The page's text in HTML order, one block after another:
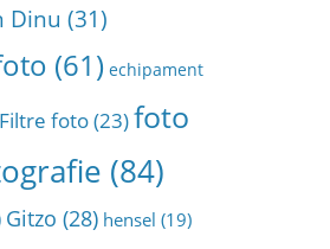
Dinu (31)
(61) echipament
Filtre foto(23)foto
(84)
Gitzo (28) hensel (19)